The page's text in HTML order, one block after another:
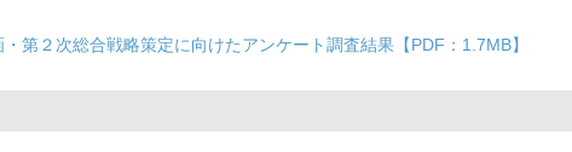
第２次総合戦略策定に向けたアンケート調査結果【PDF：1.7MB】